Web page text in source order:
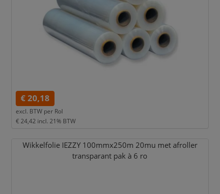
€ 20,18
excl. BTW per Rol
€ 24,42 incl. 21% BTW
Wikkelfolie IEZZY 100mmx250m 20mu met afroller
transparant pak à 6 ro